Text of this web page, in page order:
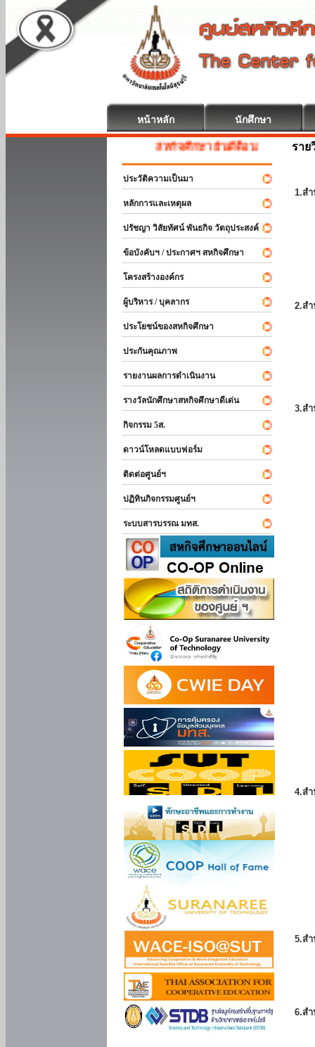
หน้าหลัก นักศึกษา
สหกิจศึกษา ยินดีต้อนรับ
ประวัติความเป็นมา
หลักการและเหตุผล
ปรัชญา วิสัยทัศน์ พันธกิจ วัตถุประสงค์
ข้อบังคับฯ / ประกาศฯ สหกิจศึกษา
โครงสร้างองค์กร
ผู้บริหาร / บุคลากร
ประโยชน์ของสหกิจศึกษา
ประกันคุณภาพ
รายงานผลการดำเนินงาน
รางวัลนักศึกษาสหกิจศึกษาดีเด่น
กิจกรรม 5ส.
ดาวน์โหลดแบบฟอร์ม
ติดต่อศูนย์ฯ
ปฏิทินกิจกรรมศูนย์ฯ
ระบบสารบรรณ มทส.
ราย
1.ส
2.ส
3.ส
4.ส
5.ส
6.ส